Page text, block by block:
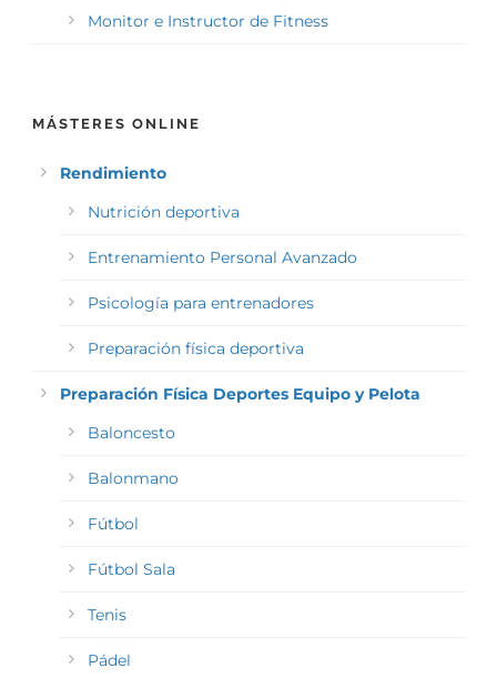
Monitor e Instructor de Fitness
MÁSTERES ONLINE
Rendimiento
Nutrición deportiva
Entrenamiento Personal Avanzado
Psicología para entrenadores
Preparación física deportiva
Preparación Física Deportes Equipo y Pelota
Baloncesto
Balonmano
Fútbol
Fútbol Sala
Tenis
Pádel